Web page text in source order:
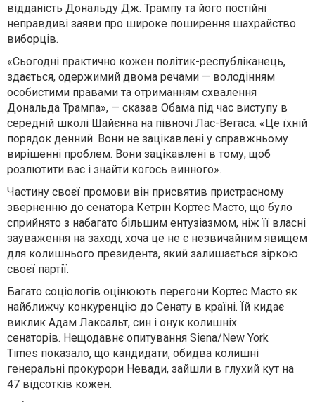
відданість Дональду Дж. Трампу та його постійні
неправдиві заяви про широке поширення шахрайство
виборців.
«Сьогодні практично кожен політик-республіканець,
здається, одержимий двома речами — володінням
особистими правами та отриманням схвалення
Дональда Трампа», — сказав Обама під час виступу в
середній школі Шайєнна на півночі Лас-Вегаса. «Це їхній
порядок денний. Вони не зацікавлені у справжньому
вирішенні проблем. Вони зацікавлені в тому, щоб
розлютити вас і знайти когось винного».
Частину своєї промови він присвятив пристрасному
зверненню до сенатора Кетрін Кортес Масто, що було
сприйнято з набагато більшим ентузіазмом, ніж її власні
зауваження на заході, хоча це не є незвичайним явищем
для колишнього президента, який залишається зіркою
своєї партії.
Багато соціологів оцінюють перегони Кортес Масто як
найближчу конкуренцію до Сенату в країні. Їй кидає
виклик Адам Лаксальт, син і онук колишніх
сенаторів. Нещодавнє опитування Siena/New York
Times показало, що кандидати, обидва колишні
генеральні прокурори Невади, зайшли в глухий кут на
47 відсотків кожен.